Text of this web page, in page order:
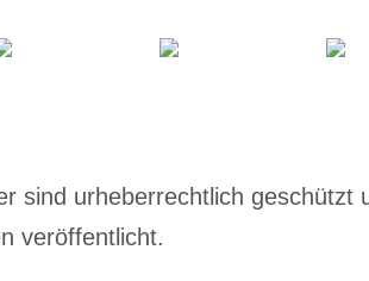
sind urheberrechtlich geschützt
veröffentlicht.